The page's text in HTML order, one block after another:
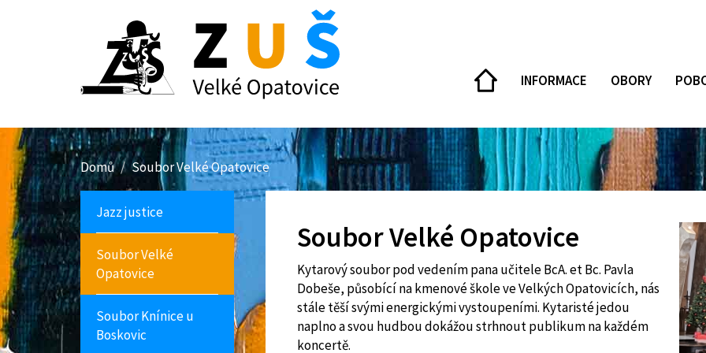
DOMŮ
INFORMACE OBORY
Domů Soubor Velké Opatovice
Jazz justice
Soubor Velké
Opatovice
Soubor Knínice u
Boskovic
Soubor Velké Opatovice
Kytarový soubor pod vedením pana učitele BcA. et Bc. Pavla
Dobeše, působící na kmenové škole ve Velkých Opatovicích, nás
stále těší svými energickými vystoupeními. Kytaristé jedou
naplno a svou hudbou dokážou strhnout publikum na každém
koncertě.